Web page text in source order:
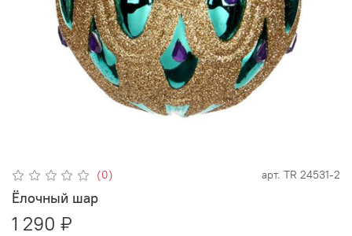
(0) арт. TR 24531-2
Ёлочный шар
1 290 ₽